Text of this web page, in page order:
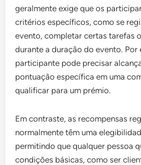
geralmente exige que os
critérios específicos, como se
evento, completar certas tarefas
durante a duração do evento. Por
participante pode precisar
pontuação específica em uma
qualificar para um prémio.
Em contraste, as recompensas
normalmente têm uma
permitindo que qualquer pessoa
condições básicas, como ser